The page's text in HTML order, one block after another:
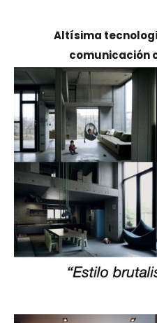
Altísima
comunicación